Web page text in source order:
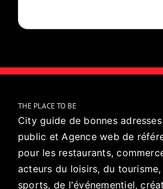
THE PLACE TO BE
City guide de bonnes
public et Agence web de
pour les restaurants,
acteurs du loisirs, du
sports, de l'événementiel,